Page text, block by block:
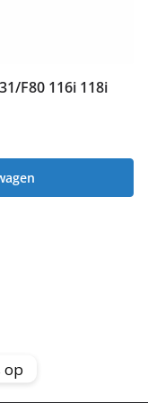
F80 116i 118i
op